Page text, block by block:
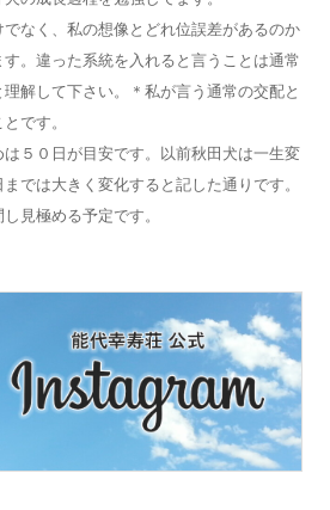
なく、私の想像とどれ位誤差があるのか
。違った系統を入れると言うことは通常
解して下さい。＊私が言う通常の交配と
です。
５０日が目安です。以前秋田犬は一生変
では大きく変化すると記した通りです。
見極める予定です。